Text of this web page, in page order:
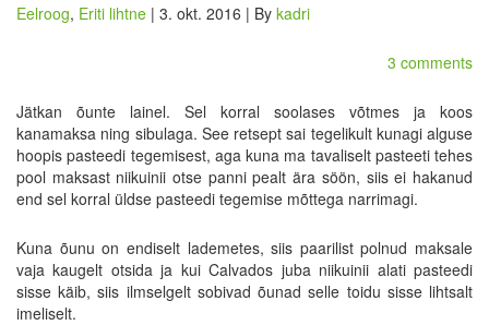
Eelroog, Eriti lihtne | 3. okt. 2016 | By kadri
3 comments
Jätkan õunte lainel. Sel korral soolases võtmes ja koos
kanamaksa ning sibulaga. See retsept sai tegelikult kunagi alguse
hoopis pasteedi tegemisest, aga kuna ma tavaliselt pasteeti tehes
pool maksast niikuinii otse panni pealt ära söön, siis ei hakanud
end sel korral üldse pasteedi tegemise mõttega narrimagi.
Kuna õunu on endiselt lademetes, siis paarilist polnud maksale
vaja kaugelt otsida ja kui Calvados juba niikuinii alati pasteedi
sisse käib, siis ilmselgelt sobivad õunad selle toidu sisse lihtsalt
imeliselt.